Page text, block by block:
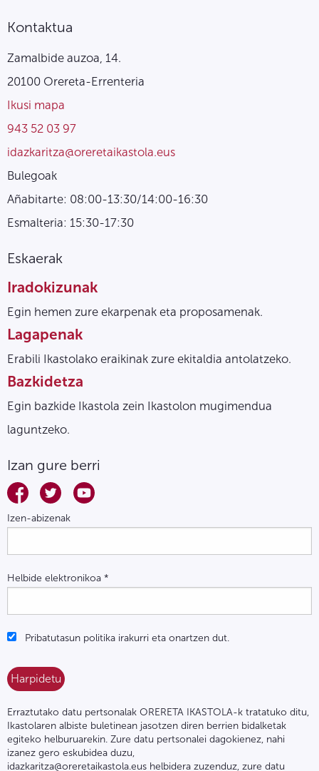
Kontaktua
Zamalbide auzoa, 14.
20100 Orereta-Errenteria
Ikusi mapa
943 52 03 97
idazkaritza@oreretaikastola.eus
Bulegoak
Añabitarte: 08:00-13:30/14:00-16:30
Esmalteria: 15:30-17:30
Eskaerak
Iradokizunak
Egin hemen zure ekarpenak eta proposamenak.
Lagapenak
Erabili Ikastolako eraikinak zure ekitaldia antolatzeko.
Bazkidetza
Egin bazkide Ikastola zein Ikastolon mugimendua
laguntzeko.
Izan gure berri
Izen-abizenak
Helbide elektronikoa *
Pribatutasun politika irakurri eta onartzen dut.
Erraztutako datu pertsonalak ORERETA IKASTOLA-k tratatuko ditu,
Ikastolaren albiste buletinean jasotzen diren berrien bidalketak
egiteko helburuarekin. Zure datu pertsonalei dagokienez, nahi
izanez gero eskubidea duzu,
idazkaritza@oreretaikastola.eus helbidera zuzenduz, zure datu